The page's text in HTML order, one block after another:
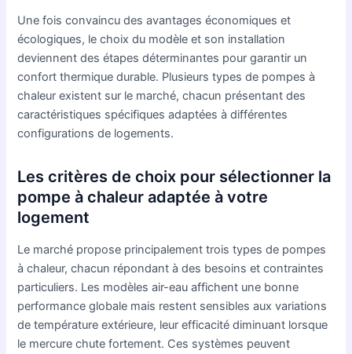
Une fois convaincu des avantages économiques et
écologiques, le choix du modèle et son installation
deviennent des étapes déterminantes pour garantir un
confort thermique durable. Plusieurs types de pompes à
chaleur existent sur le marché, chacun présentant des
caractéristiques spécifiques adaptées à différentes
configurations de logements.
Les critères de choix pour sélectionner la
pompe à chaleur adaptée à votre
logement
Le marché propose principalement trois types de pompes
à chaleur, chacun répondant à des besoins et contraintes
particuliers. Les modèles air-eau affichent une bonne
performance globale mais restent sensibles aux variations
de température extérieure, leur efficacité diminuant lorsque
le mercure chute fortement. Ces systèmes peuvent